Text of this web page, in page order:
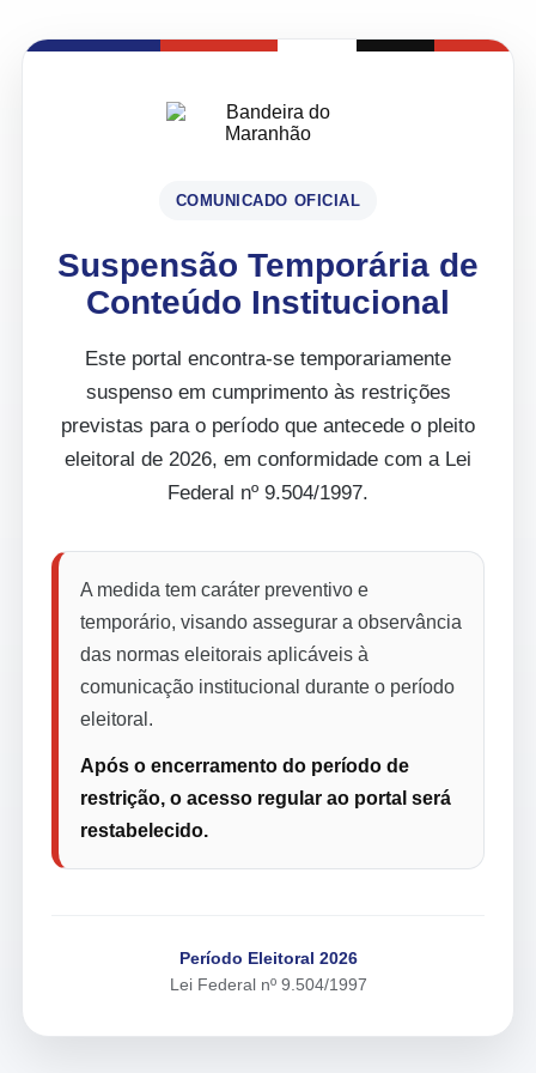
COMUNICADO OFICIAL
Suspensão Temporária de
Conteúdo Institucional
Este portal encontra-se temporariamente
suspenso em cumprimento às restrições
previstas para o período que antecede o pleito
eleitoral de 2026, em conformidade com a Lei
Federal nº 9.504/1997.
A medida tem caráter preventivo e
temporário, visando assegurar a observância
das normas eleitorais aplicáveis à
comunicação institucional durante o período
eleitoral.
Após o encerramento do período de
restrição, o acesso regular ao portal será
restabelecido.
Período Eleitoral 2026
Lei Federal nº 9.504/1997